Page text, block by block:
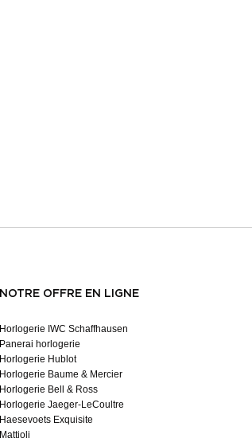
NOTRE OFFRE EN LIGNE
Horlogerie IWC Schaffhausen
Panerai horlogerie
Horlogerie Hublot
Horlogerie Baume & Mercier
Horlogerie Bell & Ross
Horlogerie Jaeger-LeCoultre
Haesevoets Exquisite
Mattioli